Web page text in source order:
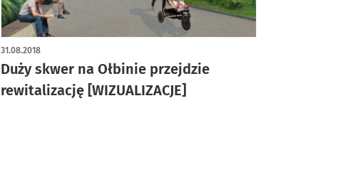
Duży skwer na Ołbinie przejdzie
rewitalizację [WIZUALIZACJE]
31.08.2018